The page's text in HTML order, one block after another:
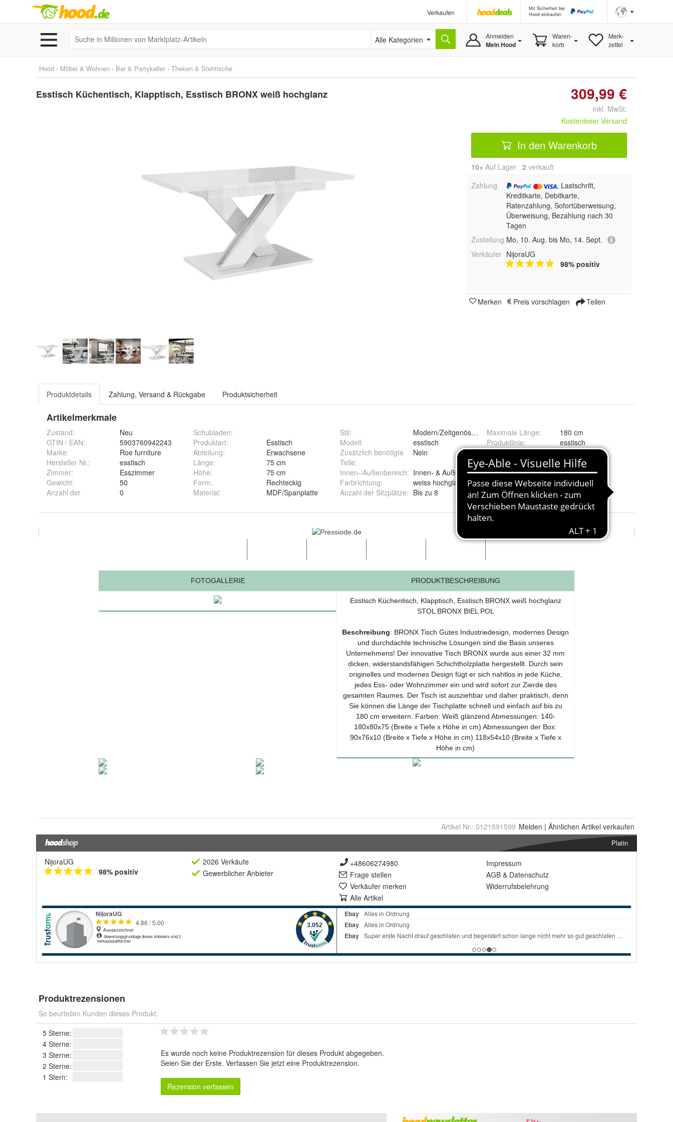
Verkaufen
Mit Sicherheit bei
Hood einkaufen
Alle Kategorien Anmelden
Mein Hood
Waren-
korb
Merk-
zettel
Hood › Möbel & Wohnen › Bar & Partykeller › Theken & Stehtische
Esstisch Küchentisch, Klapptisch, Esstisch BRONX weiß hochglanz 309,99 €
inkl. MwSt.
Kostenloser Versand
In den Warenkorb
10+ Auf Lager 2 verkauft
Zahlung
, Lastschrift,
Kreditkarte, Debitkarte,
Ratenzahlung, Sofortüberweisung,
Überweisung, Bezahlung nach 30
Tagen
Zustellung Mo, 10. Aug. bis Mo, 14. Sept.
Verkäufer NijoraUG
98% positiv
Merken Preis vorschlagen Teilen
Produktdetails Zahlung, Versand & Rückgabe Produktsicherheit
Artikelmerkmale
Zustand:
Neu
GTIN / EAN:
5903760942243
Marke:
Roe furniture
Hersteller Nr.:
esstisch
Zimmer:
Esszimmer
Gewicht:
50
Anzahl der
Schubladen:
0
Produktart:
Esstisch
Abteilung:
Erwachsene
Länge:
75 cm
Höhe:
75 cm
Form:
Rechteckig
Material: MDF/Spanplatte
Stil:
Modern/Zeitgenössisch
Modell:
esstisch
Zusätzlich benötigte
Teile:
Nein
Innen-/Außenbereich: Innen- & Außenbereich
Farbrichtung:
weiss hochglanz
Anzahl der Sitzplätze: Bis zu 8
Maximale Länge:
180 cm
Produktlinie:
esstisch
Finish:
Hochglänzend
Tischplattenmaterial
MDF
Montage erforderlich: Ja
Artikel Nr.: 0121591599 Melden | Ähnlichen Artikel verkaufen
Platin
NijoraUG
98% positiv
2026 Verkäufe
Gewerblicher Anbieter
+48606274980
Frage stellen
Verkäufer merken
Alle Artikel
Impressum
AGB & Datenschutz
Widerrufsbelehrung
Produktrezensionen
So beurteilen Kunden dieses Produkt.
5 Sterne:
4 Sterne:
3 Sterne:
2 Sterne:
1 Stern:
Es wurde noch keine Produktrezension für dieses Produkt abgegeben.
Seien Sie der Erste. Verfassen Sie jetzt eine Produktrezension.
Rezension verfassen